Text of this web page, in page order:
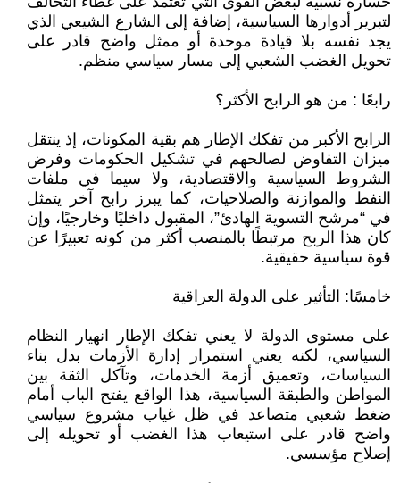
لتبرير أدوارها السياسية، إضافة إلى الشارع الشيعي الذي
يجد نفسه بلا قيادة موحدة أو ممثل واضح قادر على
تحويل الغضب الشعبي إلى مسار سياسي منظم.
رابعًا : من هو الرابح الأكثر؟
الرابح الأكبر من تفكك الإطار هم بقية المكونات، إذ ينتقل
ميزان التفاوض لصالحهم في تشكيل الحكومات وفرض
الشروط السياسية والاقتصادية، ولا سيما في ملفات
النفط والموازنة والصلاحيات، كما يبرز رابح آخر يتمثل
في “مرشح التسوية الهادئ”، المقبول داخليًا وخارجيًا، وإن
كان هذا الربح مرتبطًا بالمنصب أكثر من كونه تعبيرًا عن
قوة سياسية حقيقية.
خامسًا: التأثير على الدولة العراقية
على مستوى الدولة لا يعني تفكك الإطار انهيار النظام
السياسي، لكنه يعني استمرار إدارة الأزمات بدل بناء
السياسات، وتعميق أزمة الخدمات، وتآكل الثقة بين
المواطن والطبقة السياسية، هذا الواقع يفتح الباب أمام
ضغط شعبي متصاعد في ظل غياب مشروع سياسي
واضح قادر على استيعاب هذا الغضب أو تحويله إلى
إصلاح مؤسسي.